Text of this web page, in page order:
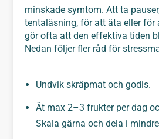
minskade symtom. Att ta
tentaläsning, för att äta eller för
gör ofta att den effektiva tiden
Nedan följer fler råd för
Undvik skräpmat och godis.
Ät max 2–3 frukter per dag
Skala gärna och dela i